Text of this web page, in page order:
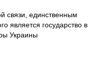
связи, единственным
является государство в
Украины